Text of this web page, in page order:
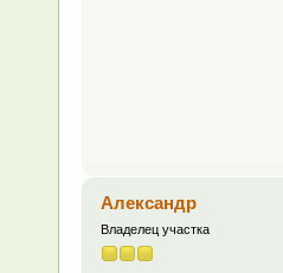
Александр
Владелец участка